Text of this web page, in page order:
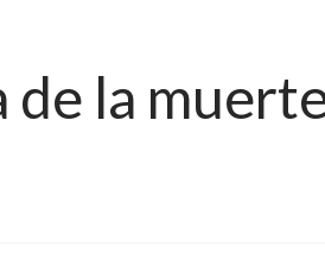
la